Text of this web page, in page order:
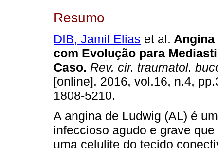
Resumo
DIB, Jamil Elias et al. Angina
com Evolução para
Caso. Rev. cir. traumatol.
[online]. 2016, vol.16, n.4,
1808-5210.
A angina de Ludwig (AL) é
infeccioso agudo e grave
uma celulite do tecido